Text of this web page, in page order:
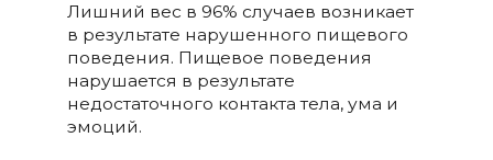
Лишний вес в 96% случаев возникает
в результате нарушенного пищевого
поведения. Пищевое поведения
нарушается в результате
недостаточного контакта тела, ума и
эмоций.